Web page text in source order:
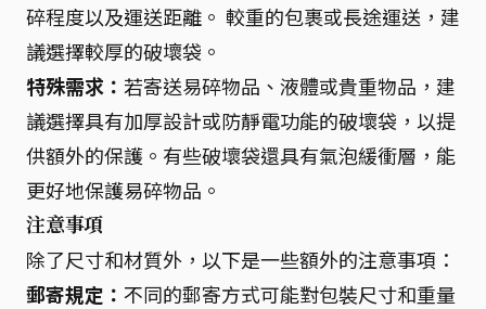
碎程度以及運送距離。 較重的包裹或長途運送，建
議選擇較厚的破壞袋。
特殊需求： 若寄送易碎物品、液體或貴重物品，建
議選擇具有加厚設計或防靜電功能的破壞袋，以提
供額外的保護。有些破壞袋還具有氣泡緩衝層，能
更好地保護易碎物品。
注意事項
除了尺寸和材質外，以下是一些額外的注意事項：
郵寄規定： 不同的郵寄方式可能對包裝尺寸和重量